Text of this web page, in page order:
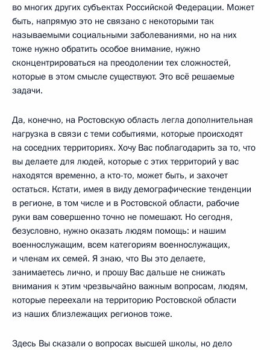
во многих других субъектах Российской Федерации. Может
быть, напрямую это не связано с некоторыми так
называемыми социальными заболеваниями, но на них
тоже нужно обратить особое внимание, нужно
сконцентрироваться на преодолении тех сложностей,
которые в этом смысле существуют. Это всё решаемые
задачи.
Да, конечно, на Ростовскую область легла дополнительная
нагрузка в связи с теми событиями, которые происходят
на соседних территориях. Хочу Вас поблагодарить за то, что
вы делаете для людей, которые с этих территорий у вас
находятся временно, а кто-то, может быть, и захочет
остаться. Кстати, имея в виду демографические тенденции
в регионе, в том числе и в Ростовской области, рабочие
руки вам совершенно точно не помешают. Но сегодня,
безусловно, нужно оказать людям помощь: и нашим
военнослужащим, всем категориям военнослужащих,
и членам их семей. Я знаю, что Вы это делаете,
занимаетесь лично, и прошу Вас дальше не снижать
внимания к этим чрезвычайно важным вопросам, людям,
которые переехали на территорию Ростовской области
из наших близлежащих регионов тоже.
Здесь Вы сказали о вопросах высшей школы, но дело